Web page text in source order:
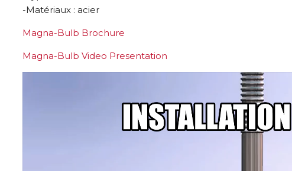
-Matériaux : acier
Magna-Bulb Brochure
Magna-Bulb Video Presentation